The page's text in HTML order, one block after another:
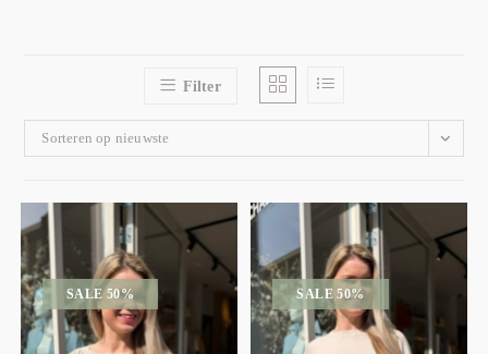
Filter
Sorteren op nieuwste
SALE 50% SALE 50%